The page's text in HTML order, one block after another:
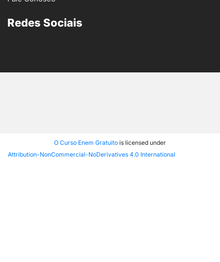
Redes Sociais
O Curso Enem Gratuito is licensed under
Attribution-NonCommercial-NoDerivatives 4.0 International